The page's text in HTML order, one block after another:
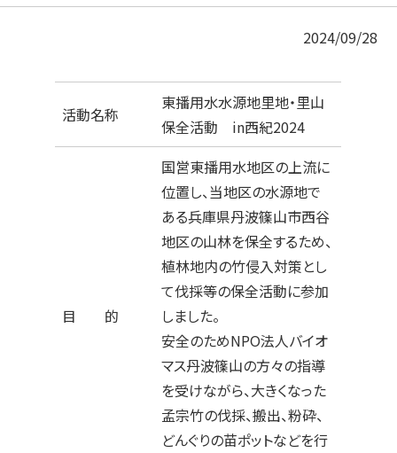
お問い合わせ
2024/09/28
活動名称
東播用水水源地里地・里山
保全活動 in西紀2024
目 的
国営東播用水地区の上流に
位置し、当地区の水源地で
ある兵庫県丹波篠山市西谷
地区の山林を保全するため、
植林地内の竹侵入対策とし
て伐採等の保全活動に参加
しました。
安全のためNPO法人バイオ
マス丹波篠山の方々の指導
を受けながら、大きくなった
孟宗竹の伐採、搬出、粉砕、
どんぐりの苗ポットなどを行